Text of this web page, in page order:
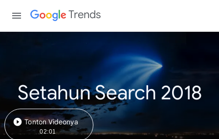
Trends
Setahun Search 2018
Tonton Videonya
02:01